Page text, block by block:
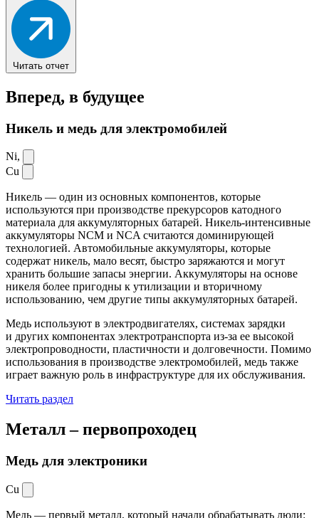
Читать отчет
Вперед, в будущее
Никель и медь для электромобилей
Ni,
Cu
Никель — один из основных компонентов, которые
используются при производстве прекурсоров катодного
материала для аккумуляторных батарей. Никель-интенсивные
аккумуляторы NCM и NCA считаются доминирующей
технологией. Автомобильные аккумуляторы, которые
содержат никель, мало весят, быстро заряжаются и могут
хранить большие запасы энергии. Аккумуляторы на основе
никеля более пригодны к утилизации и вторичному
использованию, чем другие типы аккумуляторных батарей.
Медь используют в электродвигателях, системах зарядки
и других компонентах электротранспорта из-за ее высокой
электропроводности, пластичности и долговечности. Помимо
использования в производстве электромобилей, медь также
играет важную роль в инфраструктуре для их обслуживания.
Читать раздел
Металл –первопроходец
Медь для электроники
Cu
Медь — первый металл, который начали обрабатывать люди: